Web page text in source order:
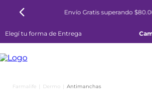
superando $80.000
Elegí tu forma de Entrega
Dermo Antimanchas